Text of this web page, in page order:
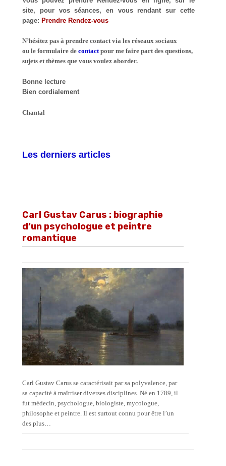
site, pour vos séances, en vous rendant sur cette
page:Prendre Rendez-vous
N’hésitez pas à prendre contact via les réseaux sociaux
ou le formulaire decontact pour me faire part des questions,
sujets et thèmes que vous voulez aborder.
Bonne lecture
Bien cordialement
Chantal
Les derniers articles
Carl Gustav Carus : biographie
d’un psychologue et peintre
romantique
Carl Gustav Carus se caractérisait par sa polyvalence, par
sa capacité à maîtriser diverses disciplines. Né en 1789, il
fut médecin, psychologue, biologiste, mycologue,
philosophe et peintre. Il est surtout connu pour être l’un
des plus…